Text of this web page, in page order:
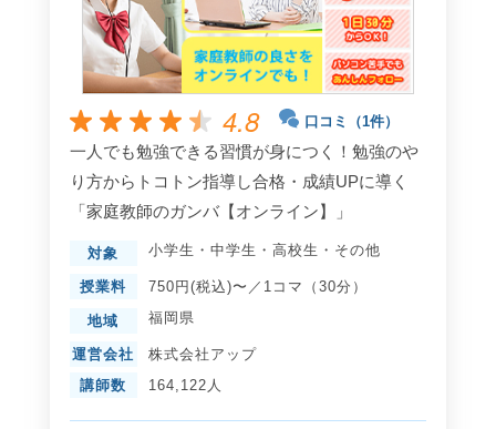
4.8 口コミ（1件）
一人でも勉強できる習慣が身につく！勉強のや
り方からトコトン指導し合格・成績UPに導く
「家庭教師のガンバ【オンライン】」
対象 小学生 ・ 中学生 ・ 高校生 ・ その他
授業料 750円(税込)〜／1コマ（30分）
地域 福岡県
運営会社
株式会社アップ
講師数
164,122人